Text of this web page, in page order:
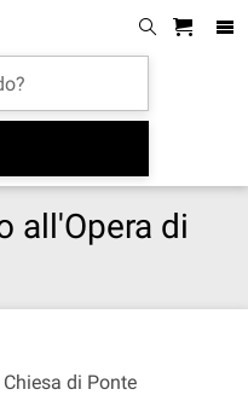
all'Opera di
di Ponte